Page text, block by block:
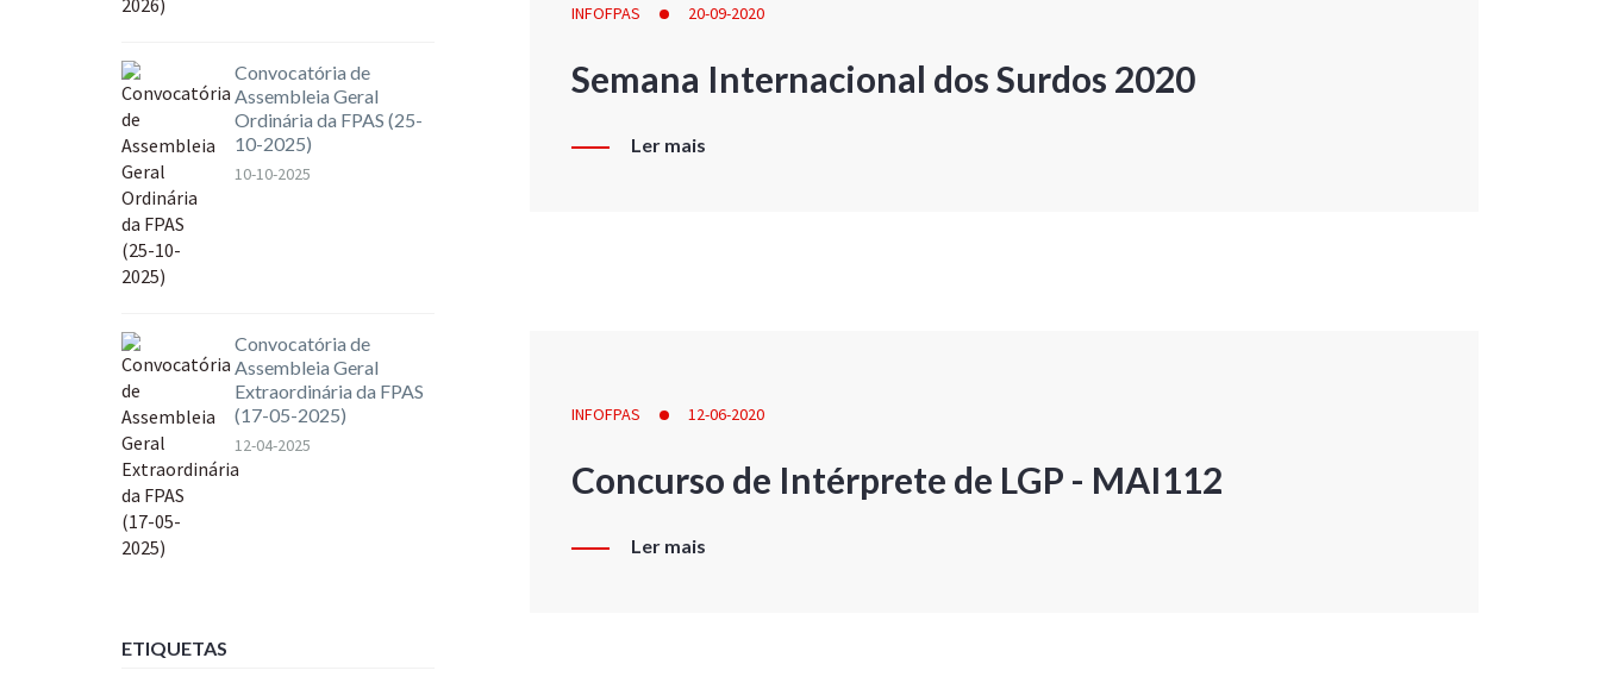
INFOFPAS 20-09-2020
Semana Internacional dos Surdos 2020
Ler mais
INFOFPAS 12-06-2020
Concurso de Intérprete de LGP - MAI112
Ler mais
Convocatória de
Assembleia Geral
Ordinária da FPAS (25-
10-2025)
10-10-2025
Convocatória de
Assembleia Geral
Extraordinária da FPAS
(17-05-2025)
12-04-2025
ETIQUETAS